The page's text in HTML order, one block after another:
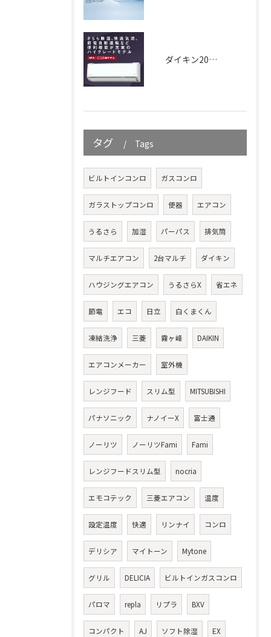
ダイキン2026年｜AXシリーズ
タグ Tags
ビルトインコンロ ガスコンロ
ガラストップコンロ 便器 エアコン
うるさら 加湿 パーパス 排気筒
マルチエアコン 2台マルチ ダイキン
ハウジングエアコン うるさらX 省エネ
節電 エコ 日立 白くまくん
凍結洗浄 三菱 霧ヶ峰 DAIKIN
エアコンメーカー 室外機
レンジフード スリム型 MITSUBISHI
パナソニック ナノイーX 富士通
ノーリツ ノーリツFami Fami
レンジフードスリム型 nocria
エモコテック 三菱エアコン 温度
設定温度 快適 リンナイ コンロ
デリシア マイトーン Mytone
グリル DELICIA ビルトインガスコンロ
パロマ repla リプラ BXV
コンパクト AJ ソフト除湿 EX